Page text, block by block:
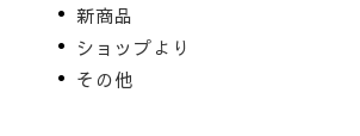
新商品
ショップより
その他